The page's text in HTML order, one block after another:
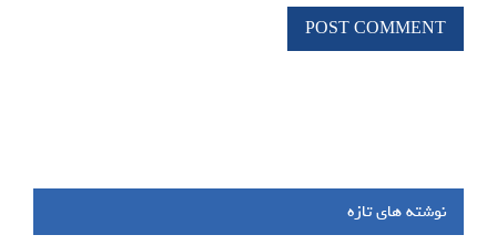
نوشته های تازه